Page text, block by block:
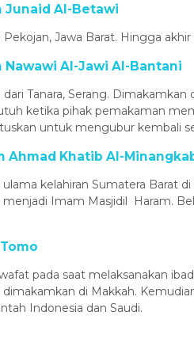
Junaid Al-Betawi
Pekojan, Jawa Barat. Hingga
Nawawi Al-Jawi Al-Bantani
dari Tanara, Serang.
ketika pihak pemakaman
untuk mengubur kembali
Ahmad Khatib Al-
ulama kelahiran Sumatera Barat
Imam Masjidil Haram.
pada saat melaksanakan
di Makkah.
Indonesia dan Saudi.